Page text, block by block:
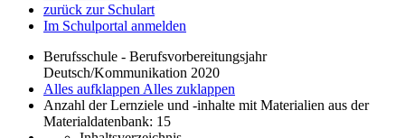
zurück zur Schulart
Im Schulportal anmelden
Berufsschule - Berufsvorbereitungsjahr
Deutsch/Kommunikation 2020
Alles aufklappen Alles zuklappen
Anzahl der Lernziele und -inhalte mit Materialien aus der
Materialdatenbank: 15